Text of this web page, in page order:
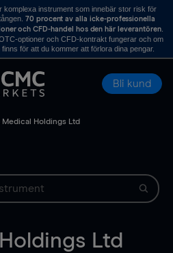
instrument som innebär stor risk för
70 procent av alla icke-professionella
och CFD-handel hos den här leverantören.
optioner och CFD-kontrakt fungerar och om
för att du kommer att förlora dina pengar.
Bli kund
Medical Holdings Ltd
Ltd